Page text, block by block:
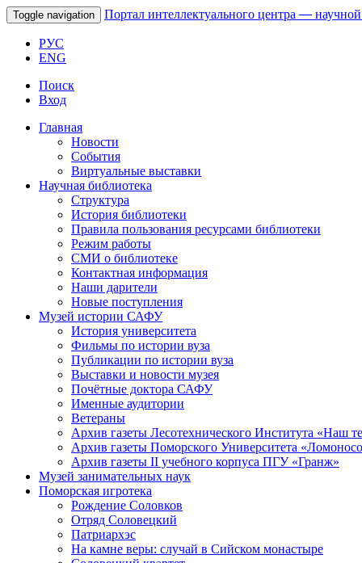
Toggle navigation Портал интеллектуального центра —
РУС
ENG
Поиск
Вход
Главная
Новости
События
Виртуальные выставки
Научная библиотека
Структура
История библиотеки
Правила пользования ресурсами библиотеки
Режим работы
СМИ о библиотеке
Контактная информация
Наши дарители
Новые поступления
Музей истории САФУ
История университета
Фильмы по истории вуза
Публикации по истории вуза
Выставки и новости музея
Почётные доктора САФУ
Именные аудитории
Ветераны
Архив газеты Лесотехнического Института «Наш
Архив газеты Поморского Университета
Архив газеты II учебного корпуса ПГУ «Гранж»
Музей занимательных наук
Поморская игротека
Рождение Соловков
Отряд Соловецкий
Патриархэс
На камне веры: случай в Сийском монастыре